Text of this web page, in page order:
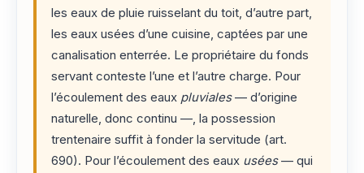
les eaux de pluie ruisselant du toit, d’autre part,
les eaux usées d’une cuisine, captées par une
canalisation enterrée. Le propriétaire du fonds
servant conteste l’une et l’autre charge. Pour
l’écoulement des eaux pluviales— d’origine
naturelle, donc continu —, la possession
trentenaire suffit à fonder la servitude (art.
690). Pour l’écoulement des eaux usées— qui